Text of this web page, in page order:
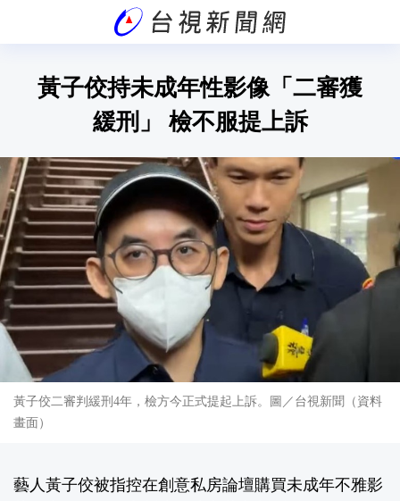
黃子佼持未成年性影像「二審獲
緩刑」 檢不服提上訴
黃子佼二審判緩刑4年，檢方今正式提起上訴。圖／台視新聞（資料
畫面）
藝人黃子佼被指控在創意私房論壇購買未成年不雅影